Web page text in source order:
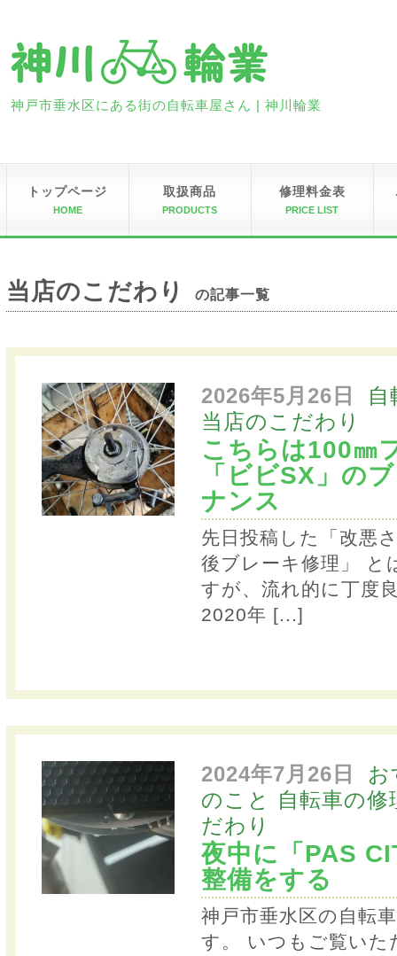
神戸市垂水区にある街の自転車屋さん | 神川輪業
トップページ
HOME
取扱商品
PRODUCTS
修理料金表
PRICE LIST
当店のこだわり の記事一覧
2026年5月26日
当店のこだわり
こちらは100㎜
「ビビSX」の
ナンス
先日投稿した「改悪
後ブレーキ修理」 と
すが、流れ的に丁
2020年 [...]
2024年7月26日
お
のこと
自転車の
だわり
夜中に「PAS
整備をする
神戸市垂水区の自転
す。 いつもご覧い